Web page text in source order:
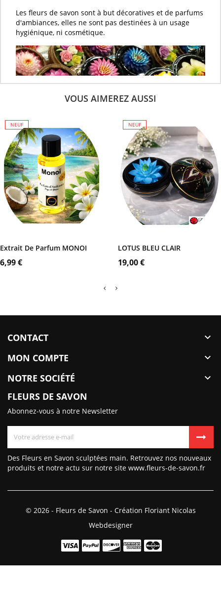
Les fleurs de savon sont à but décoratives et de parfums
d'ambiances, elles ne sont pas destinées à un usage
hygiénique, ni cosmétique.
VOUS AIMEREZ AUSSI
NEUF
Extrait De Parfum MONOI
Prix
6,99 €
NEUF
Coffret
Noir
LOTUS BLEU CLAIR
Prix
19,00 €
CONTACT

MON COMPTE

NOTRE SOCIÉTÉ

FLEURS DE SAVON
Abonnez-vous à notre Newsletter
Des Fleurs en Savon sculptées main. Retrouvez nos nouveaux
produits et notre actu sur notre site www.fleurs-de-savon.fr
© 2026 - Fleurs de Savon - Création Floriant Nicolas
Webdesigner